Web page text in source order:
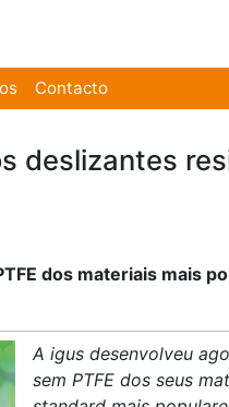
Contacto
deslizantes
dos materiais mais
A igus desenvolveu
sem PTFE dos seus